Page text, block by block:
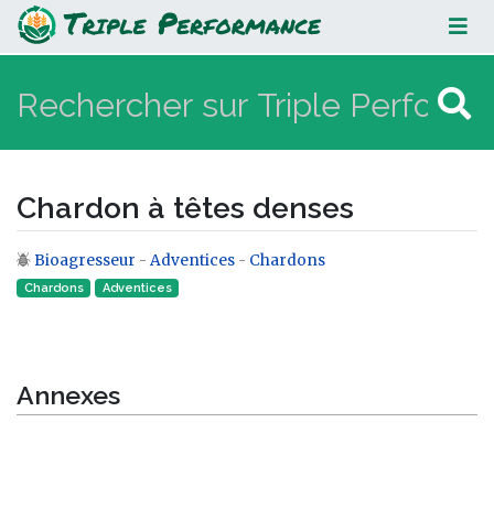
Chardon à têtes denses
Chardon à têtes denses
Aller à :navigation,rechercher
Bioagresseur - Adventices - Chardons
Chardons Adventices
Annexes